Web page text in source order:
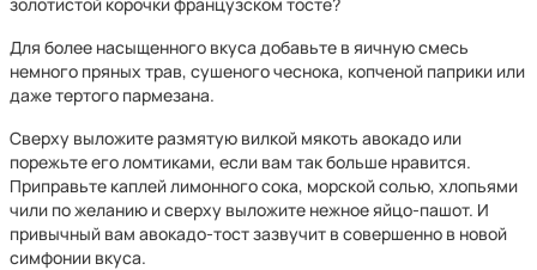
Для более насыщенного вкуса добавьте в яичную смесь
немного пряных трав, сушеного чеснока, копченой паприки или
даже тертого пармезана.
Сверху выложите размятую вилкой мякоть авокадо или
порежьте его ломтиками, если вам так больше нравится.
Приправьте каплей лимонного сока, морской солью, хлопьями
чили по желанию и сверху выложите нежное яйцо-пашот. И
привычный вам авокадо-тост зазвучит в совершенно в новой
симфонии вкуса.